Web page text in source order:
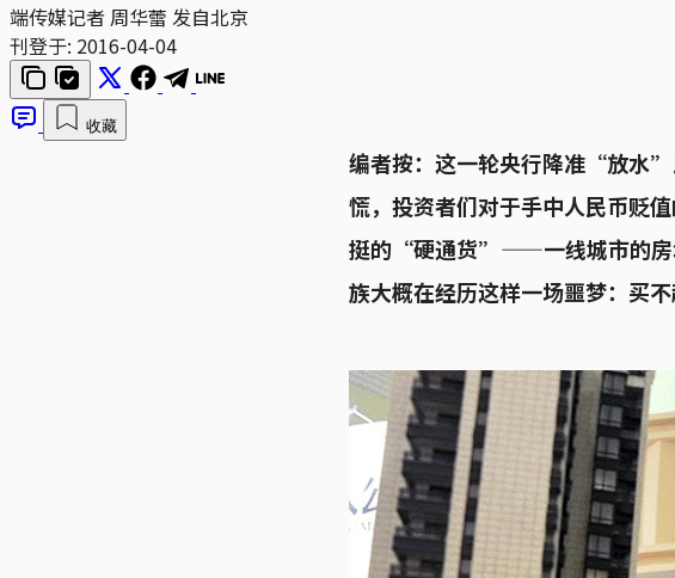
端传媒记者 周华蕾 发自北京
刊登于: 2016-04-04
收藏
编者按：这一轮央行降准“放水
慌，投资者们对于手中人民币贬
挺的“硬通货”——一线城市的房
族大概在经历这样一场噩梦：买